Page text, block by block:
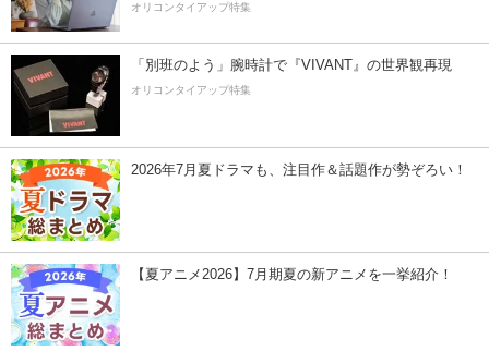
オリコンタイアップ特集
「別班のよう」腕時計で『VIVANT』の世界観再現
オリコンタイアップ特集
2026年7月夏ドラマも、注目作＆話題作が勢ぞろい！
【夏アニメ2026】7月期夏の新アニメを一挙紹介！